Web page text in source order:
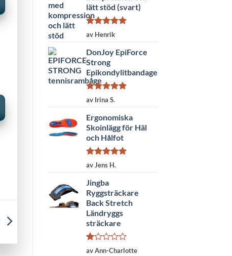
lätt stöd (svart)
Betygsatt
av Henrik
DonJoy EpiForce
Strong
Epikondylitbandage
Betygsatt
av Irina S.
Ergonomiska
Skoinlägg för Häl
och Hålfot
Betygsatt
av Jens H.
Jingba
Ryggsträckare
Back Stretch
Ländryggs
sträckare
Betygsatt
av Ann-Charlotte